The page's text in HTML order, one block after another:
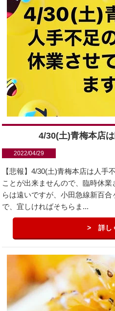
4/30(土)青梅本店
2022/04/29
【悲報】4/30(土)青梅本店は人手
ことが出来ませんので、臨時休
らは遠いですが、小田急線新百
で、宜しければそちらま...
詳し